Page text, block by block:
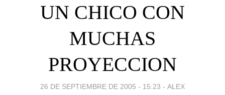
UN CHICO CON
MUCHAS
PROYECCION
26 DE SEPTIEMBRE DE 2005 - 15:23 - ALEX